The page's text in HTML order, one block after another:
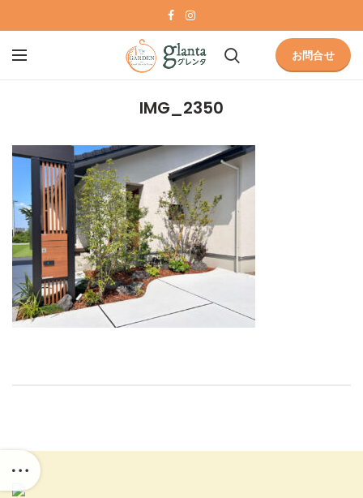
お問合せ
IMG_2350